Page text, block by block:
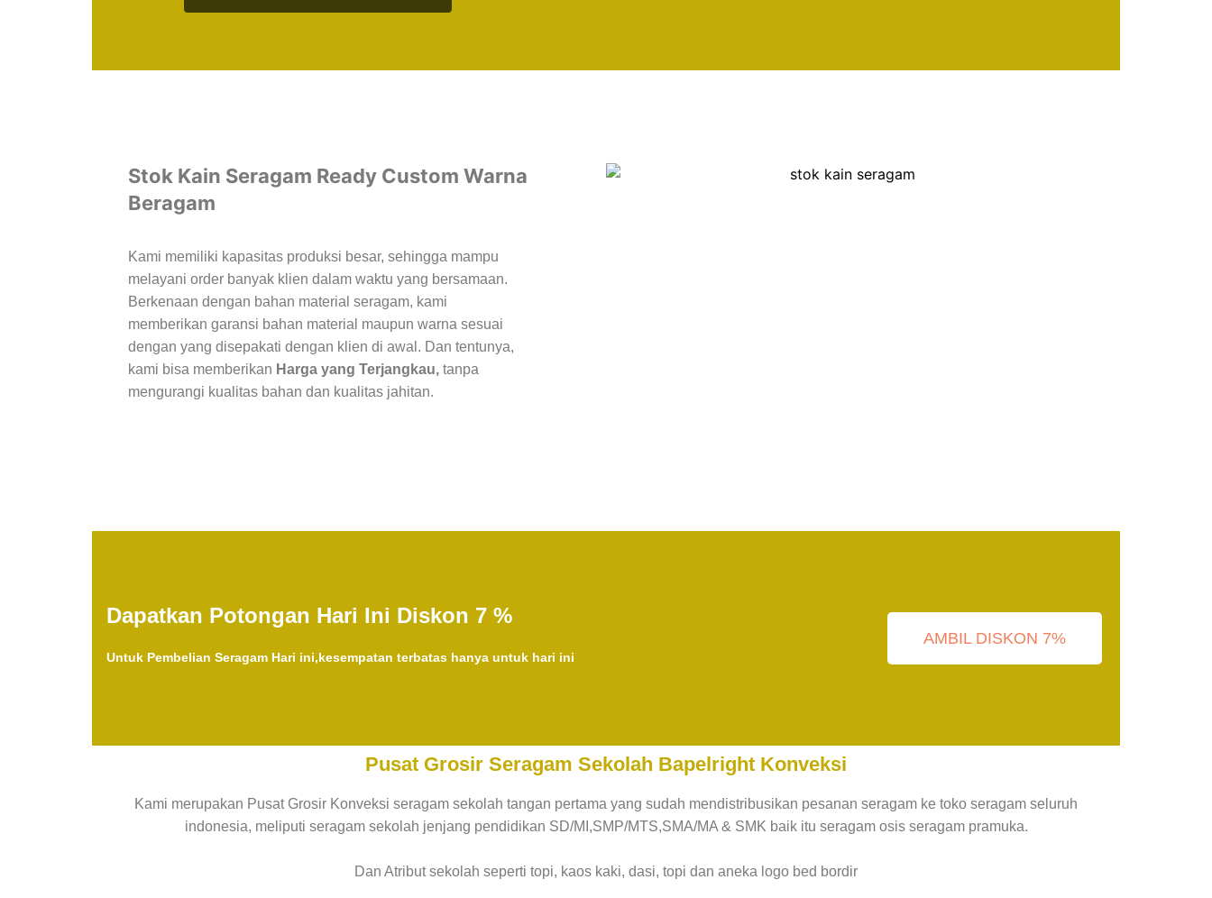
Stok Kain Seragam Ready Custom Warna
Beragam
Kami memiliki kapasitas produksi besar, sehingga mampu
melayani order banyak klien dalam waktu yang bersamaan.
Berkenaan dengan bahan material seragam, kami
memberikan garansi bahan material maupun warna sesuai
dengan yang disepakati dengan klien di awal. Dan tentunya,
kami bisa memberikan Harga yang Terjangkau, tanpa
mengurangi kualitas bahan dan kualitas jahitan.
Dapatkan Potongan Hari Ini Diskon 7 %
Untuk Pembelian Seragam Hari ini,kesempatan terbatas hanya untuk hari ini
AMBIL DISKON 7%
Pusat Grosir Seragam Sekolah Bapelright Konveksi
Kami merupakan Pusat Grosir Konveksi seragam sekolah tangan pertama yang sudah mendistribusikan pesanan seragam ke toko seragam seluruh
indonesia, meliputi seragam sekolah jenjang pendidikan SD/MI,SMP/MTS,SMA/MA & SMK baik itu seragam osis seragam pramuka.
Dan Atribut sekolah seperti topi, kaos kaki, dasi, topi dan aneka logo bed bordir